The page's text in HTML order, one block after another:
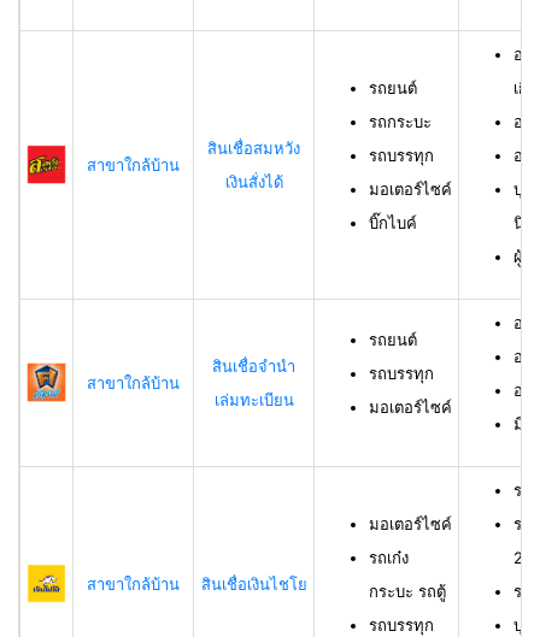
สาขาใกล้บ้าน
สินเชื่อสมหวัง
เงินสั่งได้
รถยนต์
รถกระบะ
รถบรรทุก
มอเตอร์ไซค์
บิ๊กไบค์
อา
เกิ
อา
อา
บุค
นิติ
ผู้กู้
สาขาใกล้บ้าน
สินเชื่อจำนำ
เล่มทะเบียน
รถยนต์
รถบรรทุก
มอเตอร์ไซค์
อา
อา
อา
มีชื่
สาขาใกล้บ้าน สินเชื่อเงินไชโย
มอเตอร์ไซค์
รถเก๋ง
กระบะ รถตู้
รถบรรทุก
รถ
รถ
23
รถ
บุค